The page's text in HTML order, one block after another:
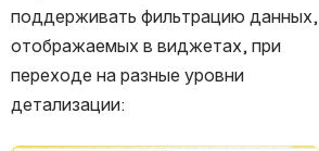
поддерживать фильтрацию данных,
отображаемых в виджетах, при
переходе на разные уровни
детализации: